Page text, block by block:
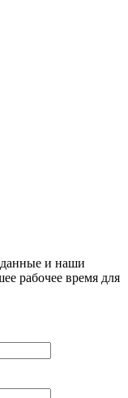
и наши
рабочее время для